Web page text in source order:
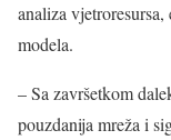
analiza
modela.
– Sa završetkom
pouzdanija mreža i